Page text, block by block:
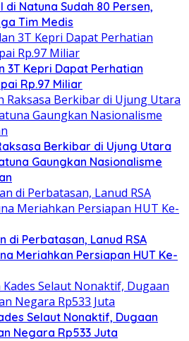
di Natuna Sudah 80 Persen,
Tim Medis
3T Kepri Dapat Perhatian
Rp.97 Miliar
Berkibar di Ujung Utara
Gaungkan Nasionalisme
di Perbatasan, Lanud RSA
Meriahkan Persiapan HUT Ke-
Selaut Nonaktif, Dugaan
Negara Rp533 Juta